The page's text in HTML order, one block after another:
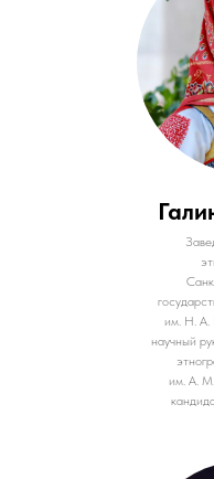
им. Н. А.
научный
им. А.